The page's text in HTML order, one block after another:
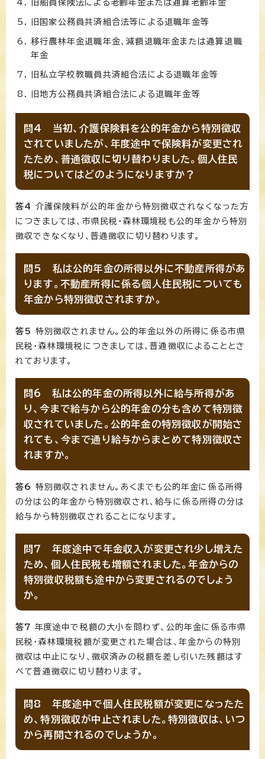
旧船員保険法による老齢年金または通算老齢年金
旧国家公務員共済組合法等による退職年金等
移行農林年金退職年金、減額退職年金または通算退職
年金
旧私立学校教職員共済組合法による退職年金等
旧地方公務員共済組合法による退職年金等
問4 当初、介護保険料を公的年金から特別徴収
されていましたが、年度途中で保険料が変更され
たため、普通徴収に切り替わりました。個人住民
税についてはどのようになりますか？
答4
介護保険料が公的年金から特別徴収されなくなった方
につきましては、市県民税・森林環境税も公的年金から特別
徴収できなくなり、普通徴収に切り替わります。
問5 私は公的年金の所得以外に不動産所得があ
ります。不動産所得に係る個人住民税についても
年金から特別徴収されますか。
答5
特別徴収されません。公的年金以外の所得に係る市県
民税・森林環境税につきましては、普通徴収によることとさ
れております。
問6 私は公的年金の所得以外に給与所得があ
り、今まで給与から公的年金の分も含めて特別徴
収されていました。公的年金の特別徴収が開始さ
れても、今まで通り給与からまとめて特別徴収さ
れますか。
答6
特別徴収されません。あくまでも公的年金に係る所得
の分は公的年金から特別徴収され、給与に係る所得の分は
給与から特別徴収されることになります。
問7 年度途中で年金収入が変更され少し増えた
ため、個人住民税も増額されました。年金からの
特別徴収税額も途中から変更されるのでしょう
か。
答7 年度途中で税額の大小を問わず、公的年金に係る市県
民税・森林環境税額が変更された場合は、年金からの特別
徴収は中止になり、徴収済みの税額を差し引いた残額はす
べて普通徴収に切り替わります。
問8 年度途中で個人住民税額が変更になったた
め、特別徴収が中止されました。特別徴収は、いつ
から再開されるのでしょうか。